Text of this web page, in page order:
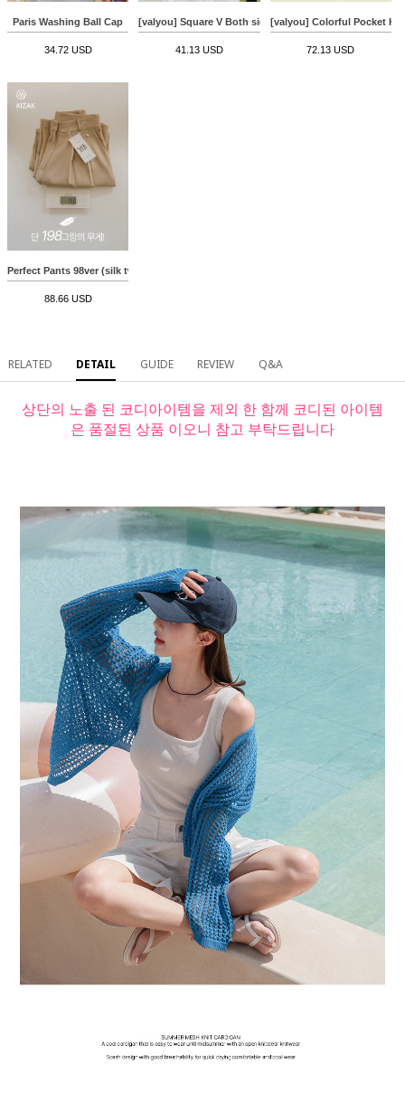
Paris Washing Ball Cap
34.72 USD
[valyou] Square V Both sides Sleeveless shirts
41.13 USD
[valyou] Colorful Pocket
72.13 USD
Perfect Pants 98ver (silk two-pin tuck slacks)
88.66 USD
RELATED DETAIL GUIDE REVIEW Q&A
상단의 노출 된 코디아이템을 제외 한 함께 코디된 아이템
은 품절된 상품 이오니 참고 부탁드립니다